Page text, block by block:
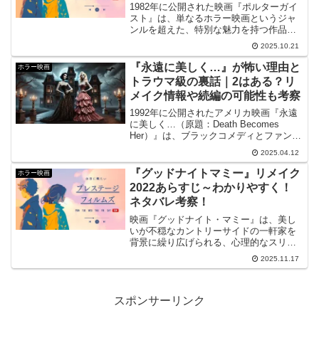
1982年に公開された映画『ポルターガイ
スト』は、単なるホラー映画というジャ
ンルを超えた、特別な魅力を持つ作品で
す✨。スティーヴン・スピルバーグが製
作・共同脚本を、トビー・フーパーが監
督を務めたこの作品は、「ごく普通の幸
せな家族」が突如とし...
2025.10.21
ホラー映画
『永遠に美しく…』が怖い理由と
トラウマ級の裏話｜2はある？リ
メイク情報や続編の可能性も考察
1992年に公開されたアメリカ映画『永遠
に美しく…（原題：Death Becomes
Her）』は、ブラックコメディとファンタ
ジーを絶妙に融合させた作品です。監督
は『バック・トゥ・ザ・フューチャー』
シリーズで知られるロバート・ゼメキ
ス。そし...
2025.04.12
ホラー映画
『グッドナイトマミー』リメイク
2022あらすじ～わかりやすく！
ネタバレ考察！
映画『グッドナイト・マミー』は、美し
いが不穏なカントリーサイドの一軒家を
背景に繰り広げられる、心理的なスリラ
ーとホラーの要素を巧みに織り交ぜた作
品です。この映画の舞台は、整形手術を
2025.11.17
スポンサーリンク